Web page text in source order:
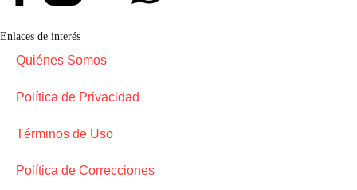
Enlaces de interés
Quiénes Somos
Política de Privacidad
Términos de Uso
Política de Correcciones